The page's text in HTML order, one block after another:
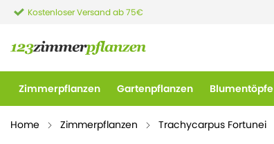
Kostenloser Versand ab 75€
Zimmerpflanzen Gartenpflanzen Blumentöpfe
Home Zimmerpflanzen Trachycarpus Fortunei